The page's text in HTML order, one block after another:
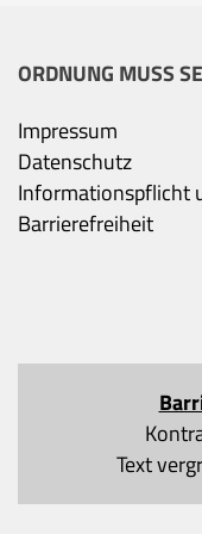
ORDNUNG MUSS
Impressum
Datenschutz
Informationspflicht
Barrierefreiheit
Text